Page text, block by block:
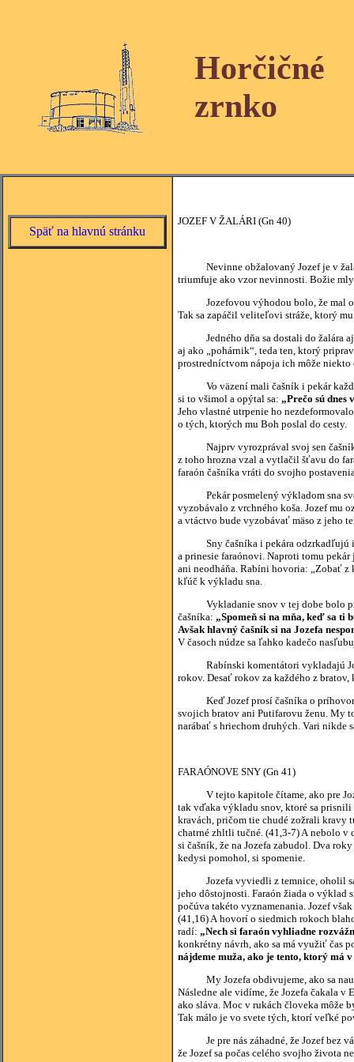
Horčičné
zrnko
Späť na hlavnú stránku
JOZEF V ŽALÁRI (Gn 40)
Nevinne obžalovaný Jozef je v
triumfuje ako vzor nevinnosti. Božie
Jozefovou výhodou bolo, že mal
Tak sa zapáčil veliteľovi stráže, ktorý
Jedného dňa sa dostali do žalára aj
aj ako „pohárnik“, teda ten, ktorý
prostredníctvom nápoja ich môže
Vo väzení mali čašník i pekár každý
si to všimol a opýtal sa: „Prečo sú dnes
Jeho vlastné utrpenie ho
o tých, ktorých mu Boh poslal do cesty.
Najprv vyrozprával svoj sen čašník.
z toho hrozna vzal a vytlačil šťavu do
faraón čašníka vráti do svojho
Pekár posmelený výkladom sna
vyzobávalo z vrchného koša. Jozef mu
a vtáctvo bude vyzobávať mäso z jeho
Sny čašníka i pekára odzrkadľujú
a prinesie faraónovi. Naproti tomu
ani neodháňa. Rabíni hovoria: „Zobať
kľúč k výkladu sna.
Vykladanie snov v tej dobe bolo
čašníka: „Spomeň si na mňa, keď sa ti
Avšak hlavný čašník si na Jozefa
V časoch núdze sa ľahko kadečo
Rabínski komentátori vykladajú
rokov. Desať rokov za každého z
Keď Jozef prosí čašníka o príhovor u
svojich bratov ani Putifarovu ženu. My
narábať s hriechom druhých. Vari nikde
FARAÓNOVE SNY (Gn 41)
V tejto kapitole čítame, ako pre
tak vďaka výkladu snov, ktoré sa
kravách, pričom tie chudé zožrali kravy
chatrné zhltli tučné. (41,3-7) A nebolo
si čašník, že na Jozefa zabudol. Dva
kedysi pomohol, si spomenie.
Jozefa vyviedli z temnice, oholil sa,
jeho dôstojnosti. Faraón žiada o výklad
počúva takéto vyznamenania. Jozef
(41,16) A hovorí o siedmich rokoch
radí: „Nech si faraón vyhliadne
konkrétny návrh, ako sa má využiť čas
nájdeme muža, ako je tento, ktorý má v
My Jozefa obdivujeme, ako sa
Následne ale vidíme, že Jozefa čakala
ako sláva. Moc v rukách človeka môže
Tak málo je vo svete tých, ktorí veľké
Je pre nás záhadné, že Jozef bez
že Jozef sa počas celého svojho života